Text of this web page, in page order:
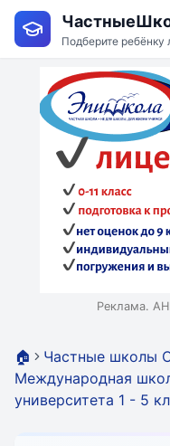
Подберите
Реклама.
🏠
Частные школы
Международная
университета 1 - 5